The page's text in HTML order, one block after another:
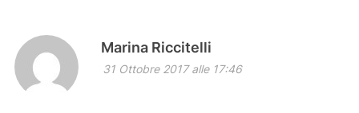
Marina Riccitelli
31 Ottobre 2017 alle 17:46